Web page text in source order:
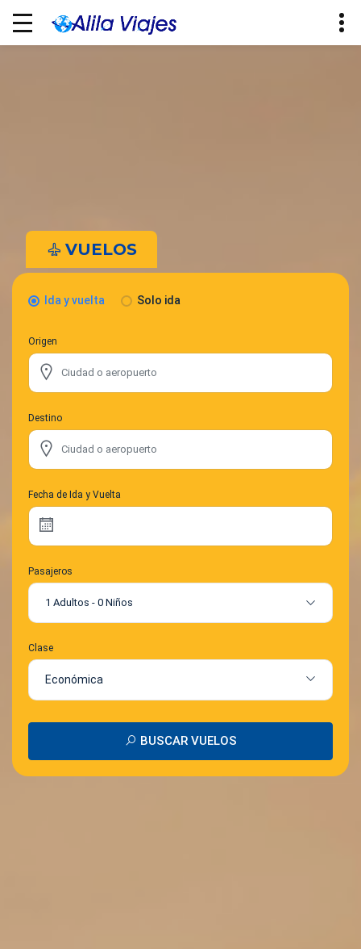
VUELOS
Ida y vuelta Solo ida
Origen
Destino
Fecha de Ida y Vuelta
Pasajeros
1 Adultos - 0 Niños
Clase
Económica
BUSCAR VUELOS